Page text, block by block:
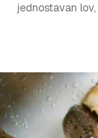
SPORT
SPIZA
VELIKE
jednostavan